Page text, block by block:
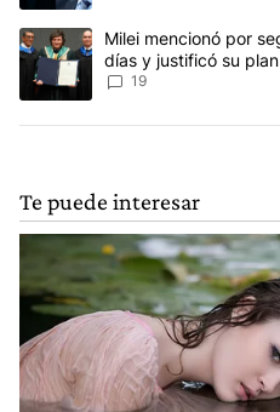
Un artículo de tendencia con el
Milei mencionó por
días y justificó su
escenario posible”
19